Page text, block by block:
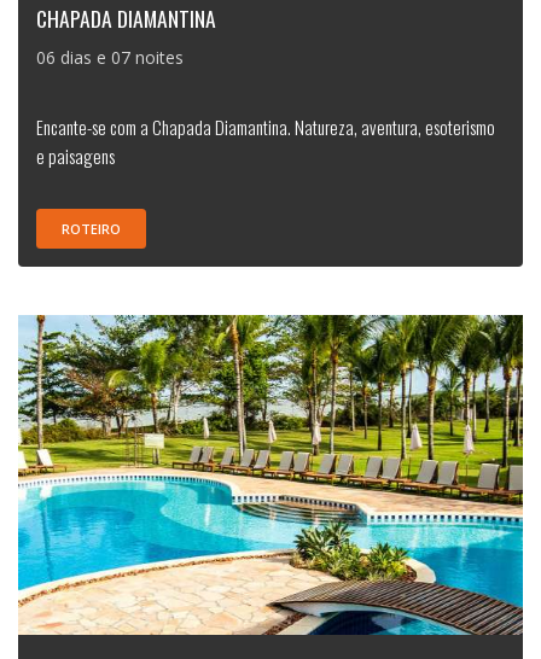
CHAPADA DIAMANTINA
06 dias e 07 noites
Encante-se com a Chapada Diamantina. Natureza, aventura, esoterismo
e paisagens
ROTEIRO